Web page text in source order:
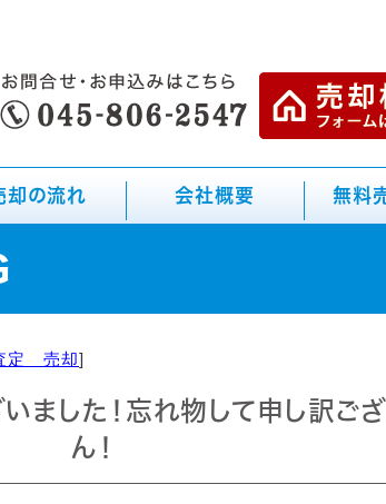
却の流れ 会社概要 無料
定 売却]
ました！忘れ物して申し訳ご
ん！